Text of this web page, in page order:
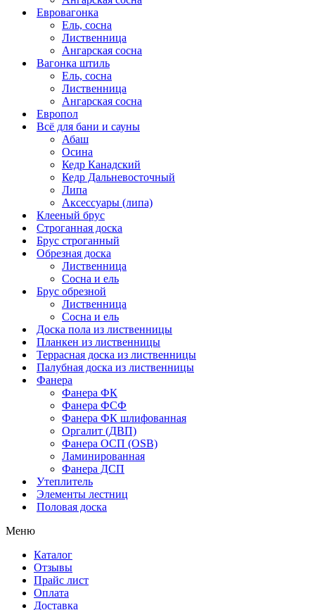
Евровагонка
Ель, сосна
Лиственница
Ангарская сосна
Вагонка штиль
Ель, сосна
Лиственница
Ангарская сосна
Европол
Всё для бани и сауны
Абаш
Осина
Кедр Канадский
Кедр Дальневосточный
Липа
Аксессуары (липа)
Клееный брус
Строганная доска
Брус строганный
Обрезная доска
Лиственница
Сосна и ель
Брус обрезной
Лиственница
Сосна и ель
Доска пола из лиственницы
Планкен из лиственницы
Террасная доска из лиственницы
Палубная доска из лиственницы
Фанера
Фанера ФК
Фанера ФСФ
Фанера ФК шлифованная
Оргалит (ДВП)
Фанера ОСП (OSB)
Ламинированная
Фанера ДСП
Утеплитель
Элементы лестниц
Половая доска
Меню
Каталог
Отзывы
Прайс лист
Оплата
Доставка